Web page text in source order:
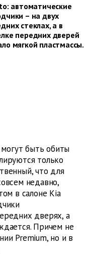
автоматические
– на двух
стеклах, а в
передних дверей
мягкой пластмассы.
быть обиты
только
что для
недавно,
в салоне Kia
дверях, а
Причем не
Premium, но и в